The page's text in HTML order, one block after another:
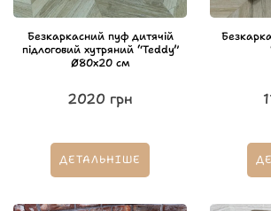
Безкаркасний пуф дитячій
підлоговий хутряний “Teddy”
Ø80х20 см
2020 грн
ДЕТАЛЬНІШЕ